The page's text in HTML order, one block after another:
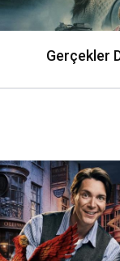
Gerçekler